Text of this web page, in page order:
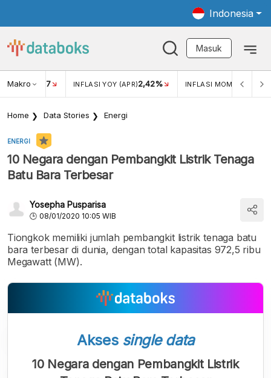
Indonesia
Masuk
Makro
USD/IDR 17 INFLASI YOY (APR)2,42% INFLASI MOM (MAR)
Home Data Stories Energi
ENERGI
10 Negara dengan Pembangkit Listrik Tenaga
Batu Bara Terbesar
Yosepha Pusparisa
08/01/2020 10:05 WIB
Tiongkok memiliki jumlah pembangkit listrik tenaga batu
bara terbesar di dunia, dengan total kapasitas 972,5 ribu
Megawatt (MW).
Akses single data
10 Negara dengan Pembangkit Listrik